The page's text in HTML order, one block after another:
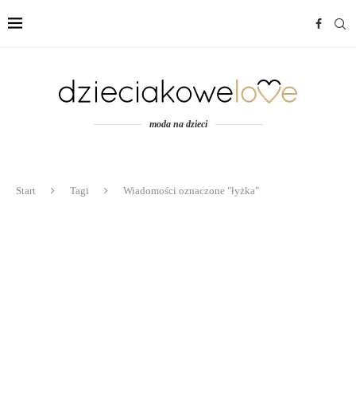
moda na dzieci
Start Tagi Wiadomości oznaczone "łyżka"